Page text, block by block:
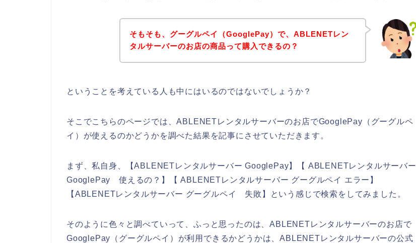
そもそも、グーグルペイ（GooglePay）で、ABLENETレン
タルサーバーのお店の商品って購入できるの？
ということを考えている人も中にはいるのではないでしょうか？
そこでこちらのページでは、ABLENETレンタルサーバーのお店でGooglePay（グーグルペ
イ）が使えるのかどうかを調べた結果を記事にさせていただきます。
まず、私自身、【ABLENETレンタルサーバー GooglePay】【 ABLENETレンタルサーバー
GooglePay 使えるの？】【 ABLENETレンタルサーバー グーグルペイ エラー】
【ABLENETレンタルサーバー グーグルペイ 失敗】という感じで検索をしてみました。
そのように色々と調べていって、ふっと思ったのは、ABLENETレンタルサーバーのお店で
GooglePay（グーグルペイ）が利用できるかどうかは、ABLENETレンタルサーバーの公式